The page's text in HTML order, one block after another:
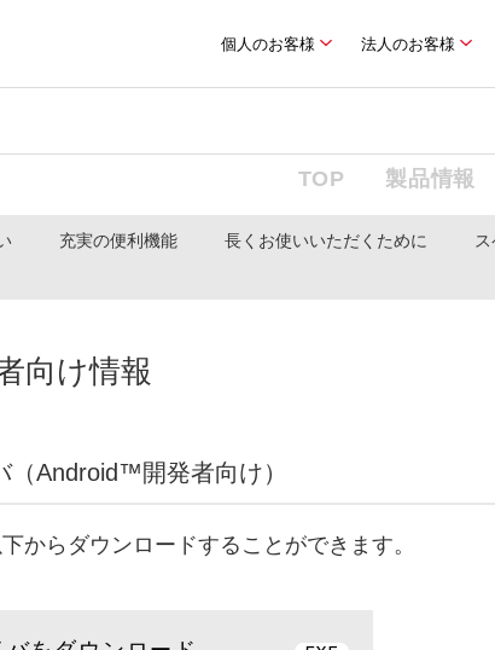
個人のお客様 法人のお客様
TOP 製品情報
充実の便利機能 長くお使いいただくために
ス
向け情報
（Android™開発者向け）
からダウンロードすることができます。